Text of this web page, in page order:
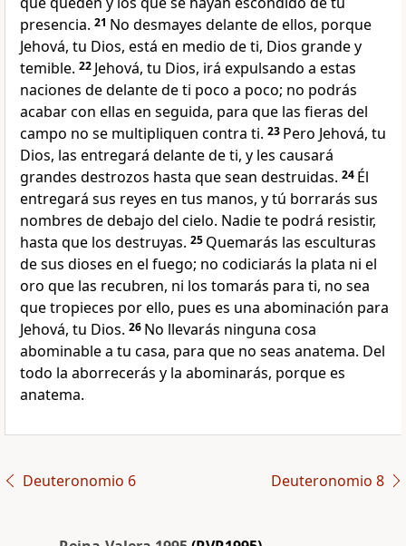
presencia. 21 No desmayes delante de ellos, porque
Jehová, tu Dios, está en medio de ti, Dios grande y
temible. 22 Jehová, tu Dios, irá expulsando a estas
naciones de delante de ti poco a poco; no podrás
acabar con ellas en seguida, para que las fieras del
campo no se multipliquen contra ti. 23 Pero Jehová, tu
Dios, las entregará delante de ti, y les causará
grandes destrozos hasta que sean destruidas. 24 Él
entregará sus reyes en tus manos, y tú borrarás sus
nombres de debajo del cielo. Nadie te podrá resistir,
hasta que los destruyas. 25 Quemarás las esculturas
de sus dioses en el fuego; no codiciarás la plata ni el
oro que las recubren, ni los tomarás para ti, no sea
que tropieces por ello, pues es una abominación para
Jehová, tu Dios. 26 No llevarás ninguna cosa
abominable a tu casa, para que no seas anatema. Del
todo la aborrecerás y la abominarás, porque es
anatema.
Deuteronomio 6 Deuteronomio 8